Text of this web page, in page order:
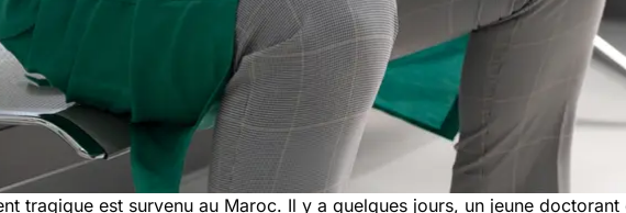
tragique est survenu au Maroc. Il y a quelques jours, un jeune doctorant